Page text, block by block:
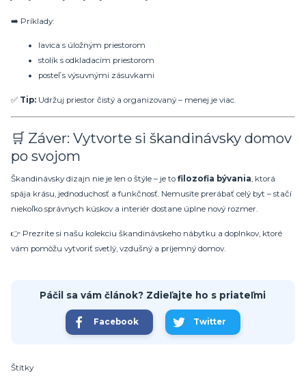
➡️ Príklady:
lavica s úložným priestorom
stolík s odkladacím priestorom
posteľ s výsuvnými zásuvkami
✅ Tip: Udržuj priestor čistý a organizovaný – menej je viac.
🛒 Záver: Vytvorte si škandinávsky domov
po svojom
Škandinávsky dizajn nie je len o štýle – je to filozofia bývania, ktorá
spája krásu, jednoduchosť a funkčnosť. Nemusíte prerábať celý byt – stačí
niekoľko správnych kúskov a interiér dostane úplne nový rozmer.
👉 Prezrite si našu kolekciu škandinávskeho nábytku a doplnkov, ktoré
vám pomôžu vytvoriť svetlý, vzdušný a príjemný domov.
Páčil sa vám článok? Zdieľajte ho s priateľmi
Facebook Twitter
Štítky